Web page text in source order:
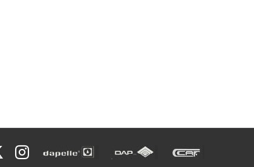
Instagram
Dapelle
Grupo
Caf